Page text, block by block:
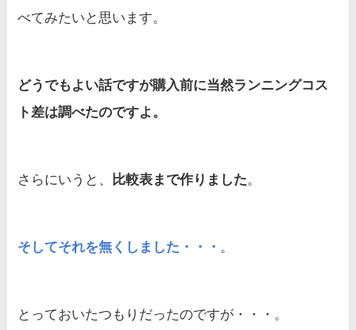
べてみたいと思います。
どうでもよい話ですが購入前に当然ランニングコス
ト差は調べたのですよ。
さらにいうと、 比較表まで作りました。
そしてそれを無くしました・・・ 。
とっておいたつもりだったのですが・・・。